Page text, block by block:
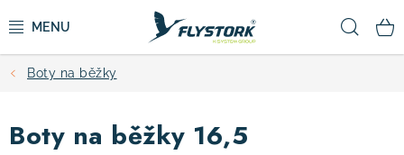
na
CYKLISTIKA
ZIMNÍ SPORTY
Boty na běžky
Boty na běžky 16,5